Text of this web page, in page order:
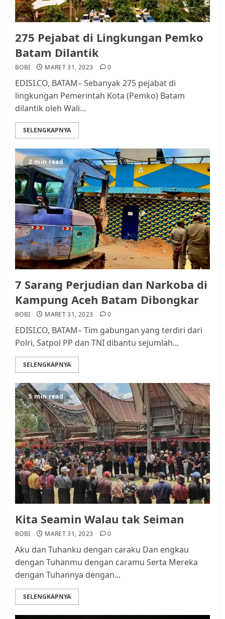
275 Pejabat di Lingkungan Pemko
Batam Dilantik
BOBI MARET 31, 2023 0
EDISI.CO, BATAM– Sebanyak 275 pejabat di
lingkungan Pemerintah Kota (Pemko) Batam
dilantik oleh Wali...
SELENGKAPNYA
2 min read
7 Sarang Perjudian dan Narkoba di
Kampung Aceh Batam Dibongkar
BOBI MARET 31, 2023 0
EDISI.CO, BATAM– Tim gabungan yang terdiri dari
Polri, Satpol PP dan TNI dibantu sejumlah...
SELENGKAPNYA
5 min read
Kita Seamin Walau tak Seiman
BOBI MARET 31, 2023 0
Aku dan Tuhanku dengan caraku Dan engkau
dengan Tuhanmu dengan caramu Serta Mereka
dengan Tuhannya dengan...
SELENGKAPNYA